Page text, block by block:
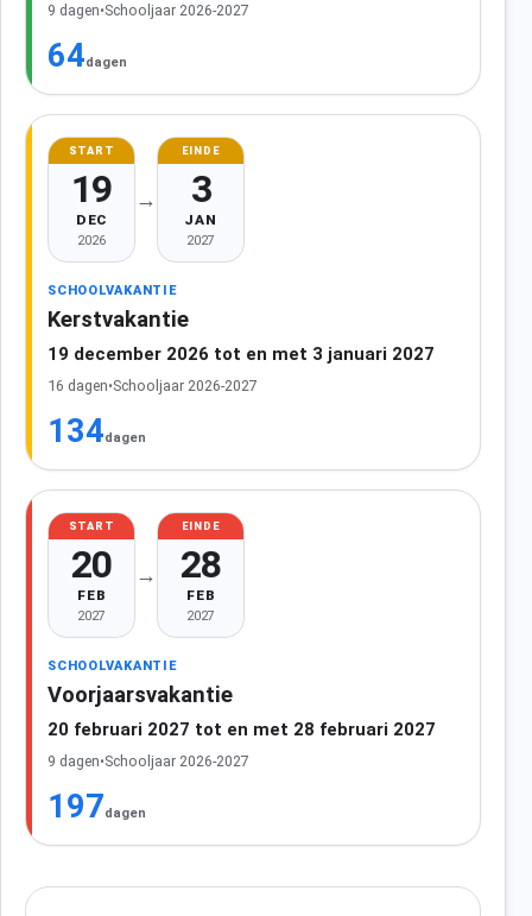
9 dagen•Schooljaar 2026-2027
64dagen
START
19
DEC
2026
→
EINDE
3
JAN
2027
SCHOOLVAKANTIE
Kerstvakantie
19 december 2026 tot en met 3 januari 2027
16 dagen•Schooljaar 2026-2027
134dagen
START
20
FEB
2027
→
EINDE
28
FEB
2027
SCHOOLVAKANTIE
Voorjaarsvakantie
20 februari 2027 tot en met 28 februari 2027
9 dagen•Schooljaar 2026-2027
197dagen